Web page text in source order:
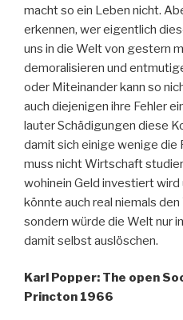
macht so ein Leben nicht.
erkennen, wer eigentlich
uns in die Welt von gestern
demoralisieren und
oder Miteinander kann so
auch diejenigen ihre Fehler
lauter Schädigungen diese
damit sich einige wenige die
muss nicht Wirtschaft
wohinein Geld investiert
könnte auch real niemals
sondern würde die Welt nur
damit selbst auslöschen.
Karl Popper: The open
Princton 1966